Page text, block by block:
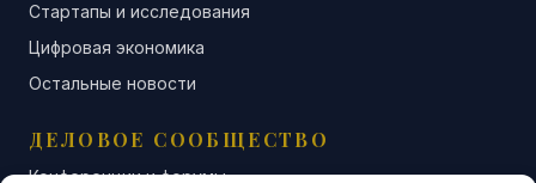
Стартапы и исследования
Цифровая экономика
Остальные новости
ДЕЛОВОЕ СООБЩЕСТВО
Конференции и форумы